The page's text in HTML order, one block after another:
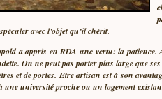
avec l’objet qu’il chérit.
a appris en RDA une vertu: la
On ne peut pas porter plus large que
et de portes. Etre artisan est à son
une université proche ou un logement